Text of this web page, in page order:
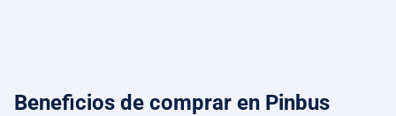
Beneficios de comprar en Pinbus